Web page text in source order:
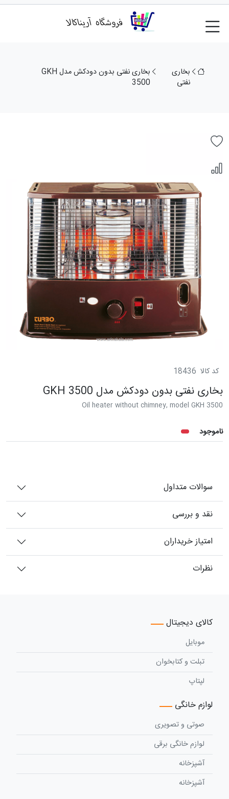
بخاری
نفتی
بخاری نفتی بدون دودکش مدل GKH
3500
کد کالا 18436
بخاری نفتی بدون دودکش مدل GKH 3500
Oil heater without chimney, model GKH 3500
ناموجود
سوالات متداول
نقد و بررسی
امتیاز خریداران
نظرات
کالای دیجیتال
موبایل
تبلت و کتابخوان
لپتاپ
لوازم خانگی
صوتی و تصویری
لوازم خانگی برقی
آشپزخانه
آشپزخانه